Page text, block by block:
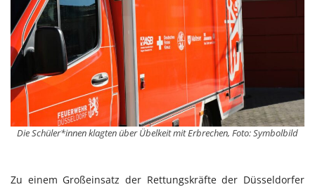
Die Schüler*innen klagten über Übelkeit mit Erbrechen, Foto: Symbolbild
Zu einem Großeinsatz der Rettungskräfte der Düsseldorfer